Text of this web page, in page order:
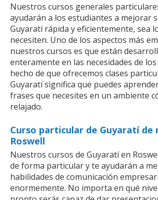
Nuestros cursos generales
ayudarán a los estudiantes a mejorar
Guyaratí rápida y eficientemente, sea
necesiten. Uno de los aspectos más
nuestros cursos es que están
enteramente en las necesidades de
hecho de que ofrecemos clases
Guyaratí significa que puedes
frases que necesites en un ambiente
relajado.
Curso particular de Guyaratí de
Roswell
Nuestros cursos de Guyaratí en
de forma particular y te ayudarán a
habilidades de comunicación
enormemente. No importa en qué